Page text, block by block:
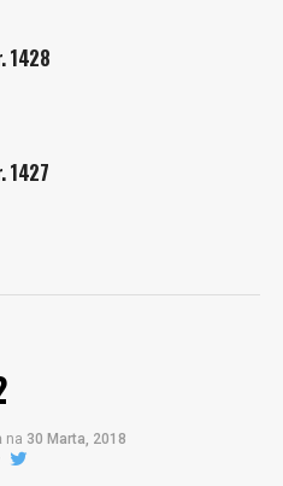
1428
1427
na 30 Marta, 2018